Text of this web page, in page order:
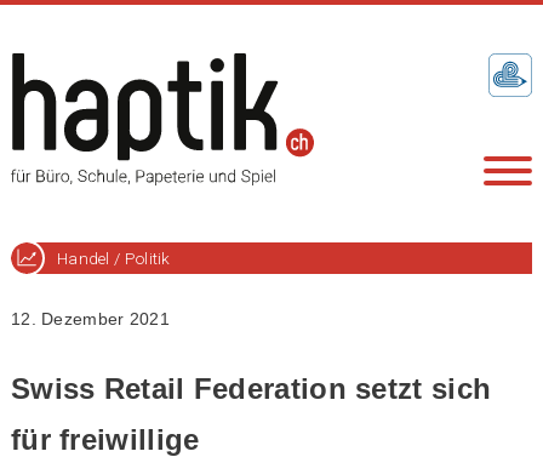
Handel / Politik
12. Dezember 2021
Swiss Retail Federation setzt sich
für freiwillige